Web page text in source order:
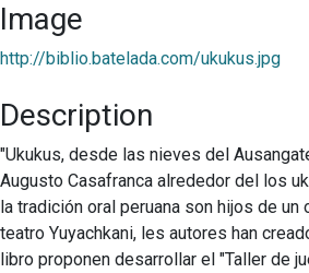
Image
http://biblio.batelada.com/ukukus.jpg
Description
"Ukukus, desde las nieves del
Augusto Casafranca alrededor del los
la tradición oral peruana son hijos de
teatro Yuyachkani, les autores han
libro proponen desarrollar el "Taller de